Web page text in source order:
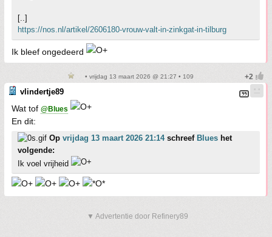
[..]
https://nos.nl/artikel/2606180-vrouw-valt-in-zinkgat-in-tilburg
Ik bleef ongedeerd
• vrijdag 13 maart 2026 @ 21:27 • 109
vlindertje89
Wat tof @Blues
En dit:
Op vrijdag 13 maart 2026 21:14schreef Blues het
volgende:
Ik voel vrijheid
▼ Advertentie door Refinery89